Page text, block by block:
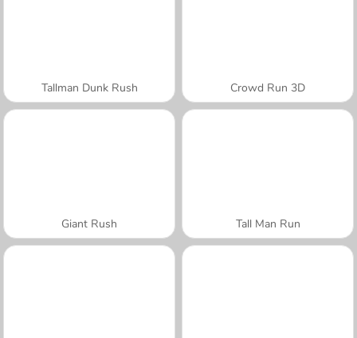
Tallman Dunk Rush Crowd Run 3D
Giant Rush Tall Man Run